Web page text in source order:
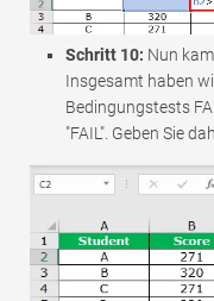
Schritt 10: Nun
Insgesamt haben
Bedingungstests
"FAIL". Geben Sie